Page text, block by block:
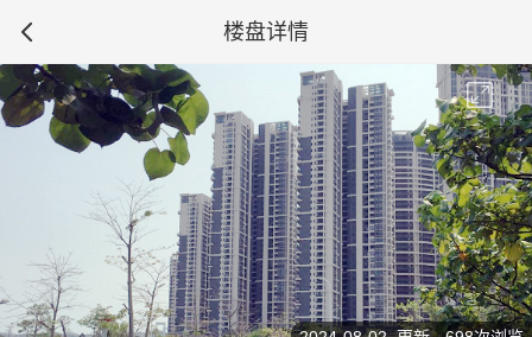
楼盘详情